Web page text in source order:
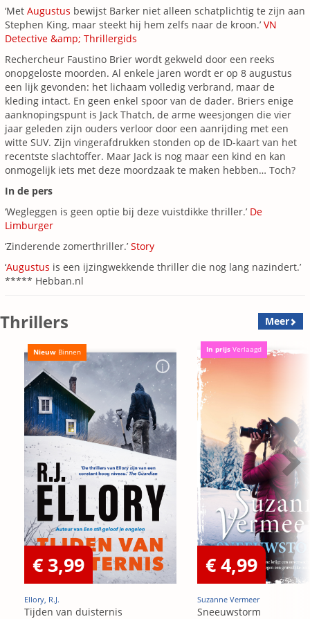
‘Met Augustus bewijst Barker niet alleen schatplichtig te zijn aan
Stephen King, maar steekt hij hem zelfs naar de kroon.’ VN
Detective &amp; Thrillergids
Rechercheur Faustino Brier wordt gekweld door een reeks
onopgeloste moorden. Al enkele jaren wordt er op 8 augustus
een lijk gevonden: het lichaam volledig verbrand, maar de
kleding intact. En geen enkel spoor van de dader. Briers enige
aanknopingspunt is Jack Thatch, de arme weesjongen die vier
jaar geleden zijn ouders verloor door een aanrijding met een
witte SUV. Zijn vinger­afdrukken stonden op de ID-kaart van het
recentste slachtoffer. Maar Jack is nog maar een kind en kan
onmogelijk iets met deze moordzaak te maken hebben… Toch?
In de pers
‘Wegleggen is geen optie bij deze vuistdikke thriller.’ De
Limburger
‘Zinderende zomerthriller.’ Story
‘Augustus is een ijzingwekkende thriller die nog lang nazindert.’
***** Hebban.nl
Thrillers Meer
Nieuw Binnen
€ 3,99
Ellory, R.J.
Tijden van duisternis
In prijs Verlaagd
€ 4,99
Suzanne Vermeer
Sneeuwstorm